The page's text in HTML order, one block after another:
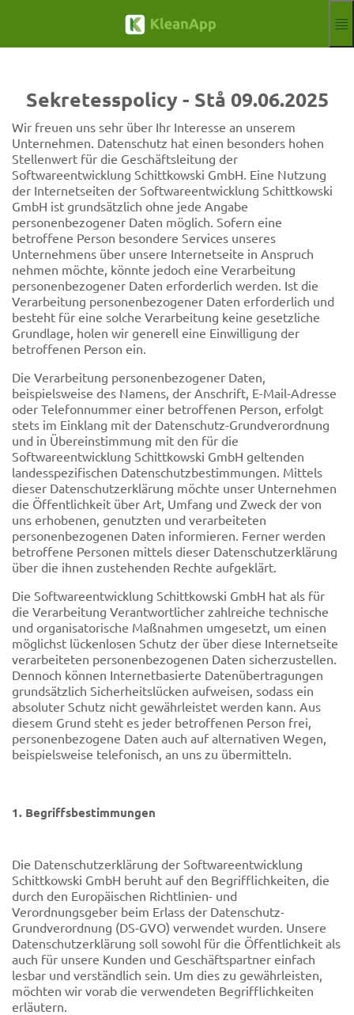
Hilfe
Webbinarier
Partner
Jobb
Avtryck
Meddela
Gratis provperiod
SVAktuelle
Sekretesspolicy - Stå 09.06.2025
Wir freuen uns sehr über Ihr Interesse an unserem
Unternehmen. Datenschutz hat einen besonders hohen
Stellenwert für die Geschäftsleitung der
Softwareentwicklung Schittkowski GmbH. Eine Nutzung
der Internetseiten der Softwareentwicklung Schittkowski
GmbH ist grundsätzlich ohne jede Angabe
personenbezogener Daten möglich. Sofern eine
betroffene Person besondere Services unseres
Unternehmens über unsere Internetseite in Anspruch
nehmen möchte, könnte jedoch eine Verarbeitung
personenbezogener Daten erforderlich werden. Ist die
Verarbeitung personenbezogener Daten erforderlich und
besteht für eine solche Verarbeitung keine gesetzliche
Grundlage, holen wir generell eine Einwilligung der
betroffenen Person ein.
Die Verarbeitung personenbezogener Daten,
beispielsweise des Namens, der Anschrift, E-Mail-Adresse
oder Telefonnummer einer betroffenen Person, erfolgt
stets im Einklang mit der Datenschutz-Grundverordnung
und in Übereinstimmung mit den für die
Softwareentwicklung Schittkowski GmbH geltenden
landesspezifischen Datenschutzbestimmungen. Mittels
dieser Datenschutzerklärung möchte unser Unternehmen
die Öffentlichkeit über Art, Umfang und Zweck der von
uns erhobenen, genutzten und verarbeiteten
personenbezogenen Daten informieren. Ferner werden
betroffene Personen mittels dieser Datenschutzerklärung
über die ihnen zustehenden Rechte aufgeklärt.
Die Softwareentwicklung Schittkowski GmbH hat als für
die Verarbeitung Verantwortlicher zahlreiche technische
und organisatorische Maßnahmen umgesetzt, um einen
möglichst lückenlosen Schutz der über diese Internetseite
verarbeiteten personenbezogenen Daten sicherzustellen.
Dennoch können Internetbasierte Datenübertragungen
grundsätzlich Sicherheitslücken aufweisen, sodass ein
absoluter Schutz nicht gewährleistet werden kann. Aus
diesem Grund steht es jeder betroffenen Person frei,
personenbezogene Daten auch auf alternativen Wegen,
beispielsweise telefonisch, an uns zu übermitteln.
1. Begriffsbestimmungen
Die Datenschutzerklärung der Softwareentwicklung
Schittkowski GmbH beruht auf den Begrifflichkeiten, die
durch den Europäischen Richtlinien- und
Verordnungsgeber beim Erlass der Datenschutz-
Grundverordnung (DS-GVO) verwendet wurden. Unsere
Datenschutzerklärung soll sowohl für die Öffentlichkeit als
auch für unsere Kunden und Geschäftspartner einfach
lesbar und verständlich sein. Um dies zu gewährleisten,
möchten wir vorab die verwendeten Begrifflichkeiten
erläutern.